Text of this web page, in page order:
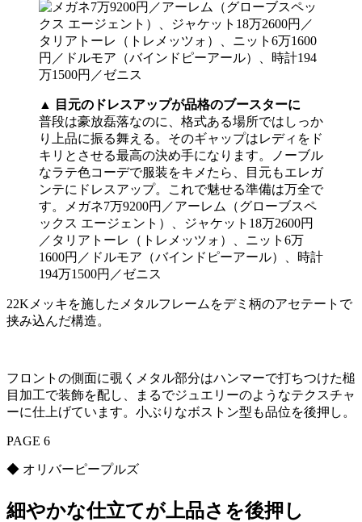
▲
目元のドレスアップが品格のブースターに
普段は豪放磊落なのに、格式ある場所ではしっか
り上品に振る舞える。そのギャップはレディをド
キリとさせる最高の決め手になります。ノーブル
なラテ色コーデで服装をキメたら、目元もエレガ
ンテにドレスアップ。これで魅せる準備は万全で
す。メガネ7万9200円／アーレム（グローブスペ
ックス エージェント）、ジャケット18万2600円
／タリアトーレ（トレメッツォ）、ニット6万
1600円／ドルモア（バインドピーアール）、時計
194万1500円／ゼニス
22Kメッキを施したメタルフレームをデミ柄のアセテートで
挟み込んだ構造。
フロントの側面に覗くメタル部分はハンマーで打ちつけた槌
目加工で装飾を配し、まるでジュエリーのようなテクスチャ
ーに仕上げています。小ぶりなボストン型も品位を後押し。
PAGE 6
◆ オリバーピープルズ
細やかな仕立てが上品さを後押し